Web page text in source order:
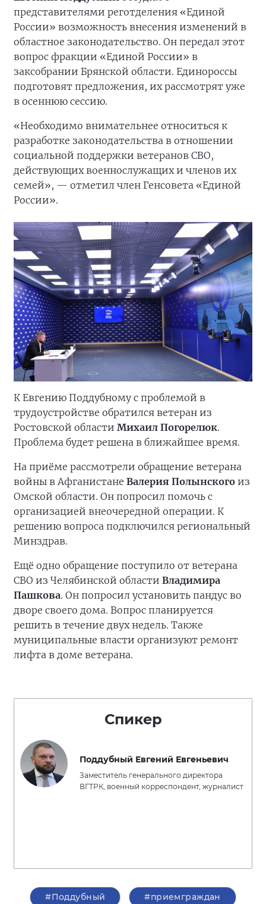
представителями реготделения «Единой
России» возможность внесения изменений в
областное законодательство. Он передал этот
вопрос фракции «Единой России» в
заксобрании Брянской области. Единороссы
подготовят предложения, их рассмотрят уже
в осеннюю сессию.
«Необходимо внимательнее относиться к
разработке законодательства в отношении
социальной поддержки ветеранов СВО,
действующих военнослужащих и членов их
семей», — отметил член Генсовета «Единой
России».
К Евгению Поддубному с проблемой в
трудоустройстве обратился ветеран из
Ростовской области Михаил Погорелюк.
Проблема будет решена в ближайшее время.
На приёме рассмотрели обращение ветерана
войны в Афганистане Валерия Полынского из
Омской области. Он попросил помочь с
организацией внеочередной операции. К
решению вопроса подключился региональный
Минздрав.
Ещё одно обращение поступило от ветерана
СВО из Челябинской области Владимира
Пашкова. Он попросил установить пандус во
дворе своего дома. Вопрос планируется
решить в течение двух недель. Также
муниципальные власти организуют ремонт
лифта в доме ветерана.
Спикер
Поддубный Евгений Евгеньевич
Заместитель генерального директора
ВГТРК, военный корреспондент, журналист
#Поддубный #приемграждан